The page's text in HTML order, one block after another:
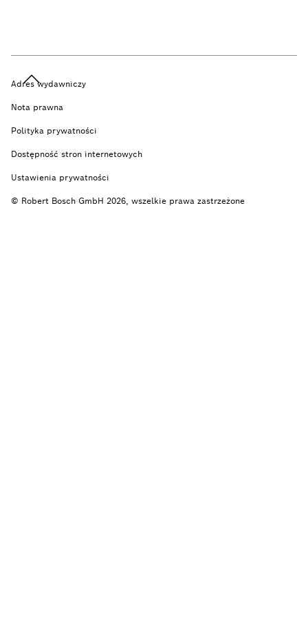
Adres wydawniczy
Nota prawna
Polityka prywatności
Dostępność stron internetowych
Ustawienia prywatności
© Robert Bosch GmbH 2026, wszelkie prawa zastrzeżone